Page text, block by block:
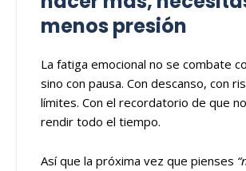
menos presión
La fatiga emocional no se combate
sino con pausa. Con descanso, con
límites. Con el recordatorio de que
rendir todo el tiempo.
Así que la próxima vez que pienses